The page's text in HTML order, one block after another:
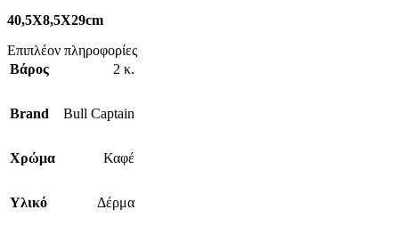
40,5Χ8,5Χ29cm
Επιπλέον πληροφορίες
Βάρος
2 κ.
Brand Bull Captain
Χρώμα Καφέ
Υλικό Δέρμα